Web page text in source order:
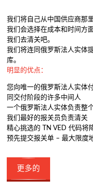
我们将自己从中国供应商那
我们会选择在成本和时间方
我们去清关吧。
我们将连同俄罗斯法人实体
库。
明显的优点：
您向唯一的俄罗斯法人实体
同交付阶段的许多中间人
一个俄罗斯法人实体负责整
我们最好的报关员负责清关
精心挑选的 TN VED 代码将
预先提交报关单 – 最大限度
更多的